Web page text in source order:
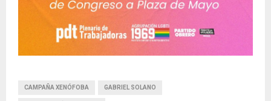
CAMPAÑA XENÓFOBA GABRIEL SOLANO